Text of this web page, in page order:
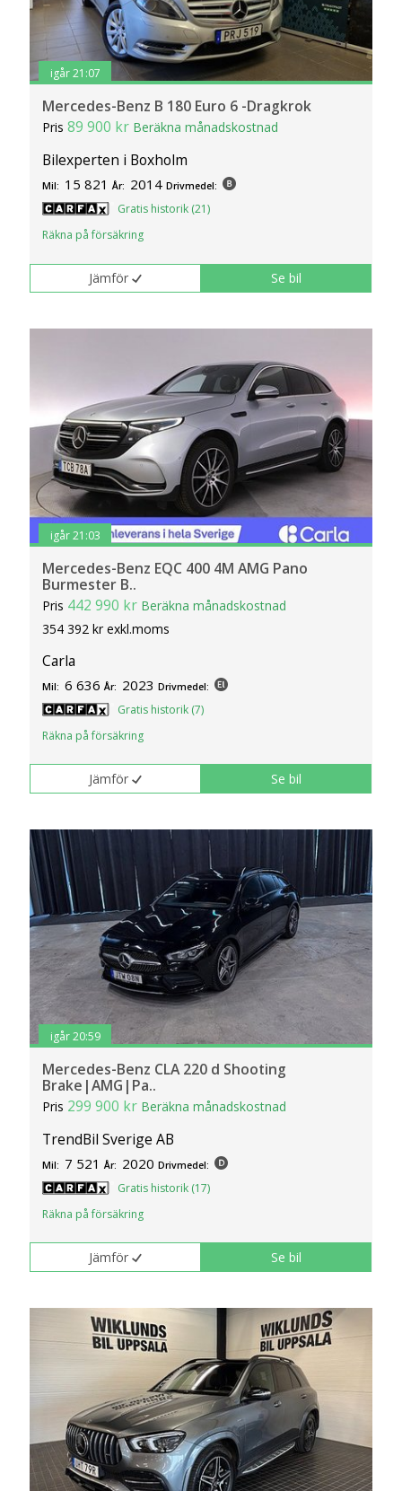
igår 21:07
Mercedes-Benz B 180 Euro 6 -Dragkrok
Pris89 900 kr Beräkna månadskostnad
Bilexperten i Boxholm
Mil: 15 821 År: 2014 Drivmedel:
Gratis historik (21)
Räkna på försäkring
Jämför Se bil
igår 21:03
Mercedes-Benz EQC 400 4M AMG Pano
Burmester B..
Pris 442 990 kr Beräkna månadskostnad
354 392 kr exkl.moms
Carla
Mil: 6 636 År: 2023 Drivmedel:
Gratis historik (7)
Räkna på försäkring
Jämför Se bil
igår 20:59
Mercedes-Benz CLA 220 d Shooting
Brake|AMG|Pa..
Pris 299 900 kr Beräkna månadskostnad
TrendBil Sverige AB
Mil: 7 521 År: 2020 Drivmedel:
Gratis historik (17)
Räkna på försäkring
Jämför Se bil